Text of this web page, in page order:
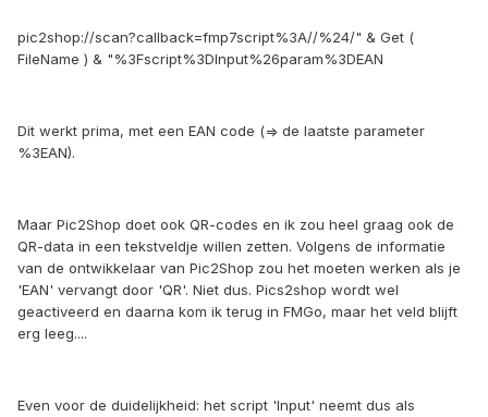
pic2shop://scan?callback=fmp7script%3A//%24/" & Get (
FileName ) & "%3Fscript%3DInput%26param%3DEAN
Dit werkt prima, met een EAN code (=> de laatste parameter
%3EAN).
Maar Pic2Shop doet ook QR-codes en ik zou heel graag ook de
QR-data in een tekstveldje willen zetten. Volgens de informatie
van de ontwikkelaar van Pic2Shop zou het moeten werken als je
'EAN' vervangt door 'QR'. Niet dus. Pics2shop wordt wel
geactiveerd en daarna kom ik terug in FMGo, maar het veld blijft
erg leeg....
Even voor de duidelijkheid: het script 'Input' neemt dus als